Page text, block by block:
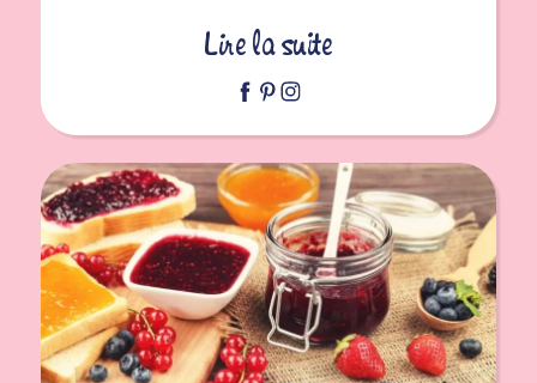
Lire la suite